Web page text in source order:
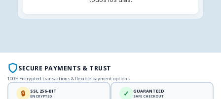
SECURE PAYMENTS & TRUST
100% Encrypted transactions & flexible payment options
🔒 SSL 256-BIT
ENCRYPTED ✓ GUARANTEED
SAFE CHECKOUT